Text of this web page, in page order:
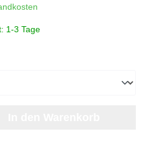
1-3 Tage
den gewünschten